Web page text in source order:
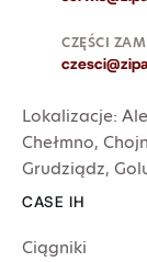
CZĘŚCI
Lokalizacje:
Chełmno,
Grudziądz,
CASE IH
Ciągniki